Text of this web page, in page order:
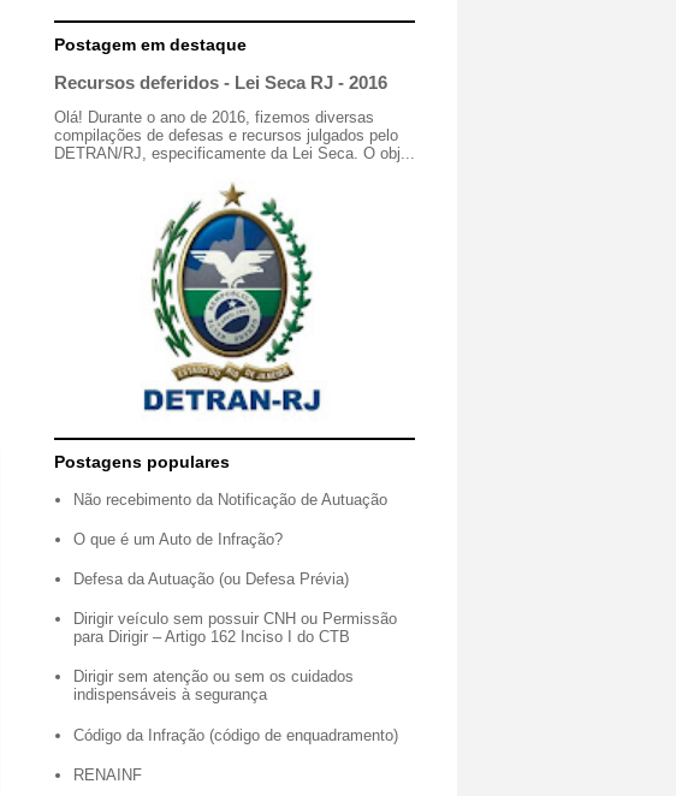
Postagem em destaque
Recursos deferidos - Lei Seca RJ - 2016
Olá! Durante o ano de 2016, fizemos diversas
compilações de defesas e recursos julgados pelo
DETRAN/RJ, especificamente da Lei Seca. O obj...
Postagens populares
Não recebimento da Notificação de Autuação
O que é um Auto de Infração?
Defesa da Autuação (ou Defesa Prévia)
Dirigir veículo sem possuir CNH ou Permissão
para Dirigir – Artigo 162 Inciso I do CTB
Dirigir sem atenção ou sem os cuidados
indispensáveis à segurança
Código da Infração (código de enquadramento)
RENAINF